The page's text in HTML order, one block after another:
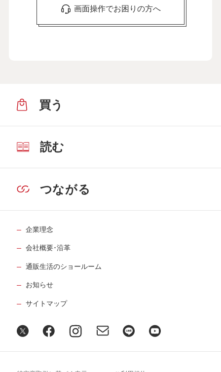
画面操作でお困りの方へ
買う
読む
つながる
企業理念
会社概要･沿革
通販生活のショールーム
お知らせ
サイトマップ